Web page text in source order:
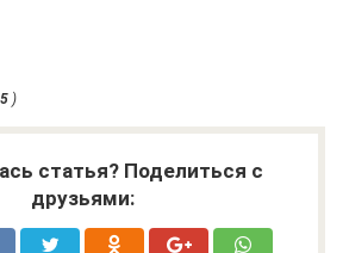
5 )
статья? Поделиться с
друзьями: